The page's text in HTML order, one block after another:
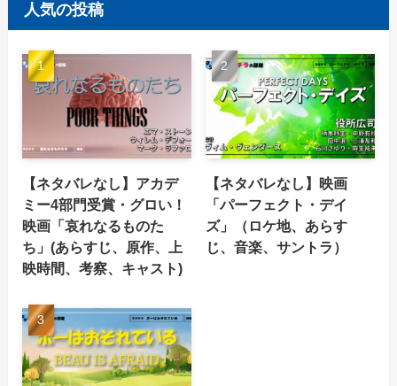
人気の投稿
【ネタバレなし】アカデ
ミー4部門受賞・グロい！
映画「哀れなるものた
ち」(あらすじ、原作、上
映時間、考察、キャスト)
【ネタバレなし】映画
「パーフェクト・デイ
ズ」（ロケ地、あらす
じ、音楽、サントラ）